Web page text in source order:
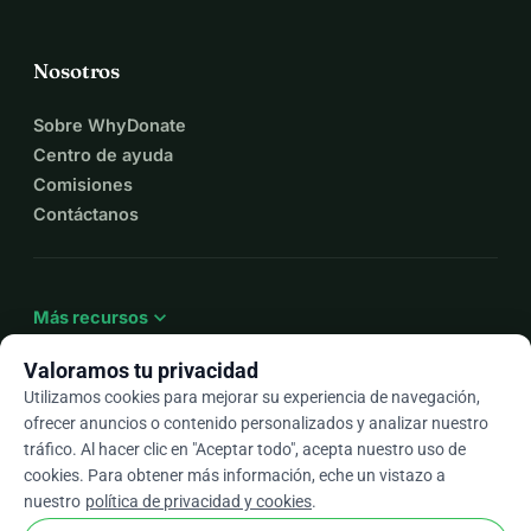
Nosotros
Sobre WhyDonate
Centro de ayuda
Comisiones
Contáctanos
Más recursos expand_more
Esarrow_drop_down
★★★★★4,9 / 5 según más de 500 reseñas
Valoramos tu privacidad
Utilizamos cookies para mejorar su experiencia de navegación,
ofrecer anuncios o contenido personalizados y analizar nuestro
tráfico. Al hacer clic en "Aceptar todo", acepta nuestro uso de
cookies. Para obtener más información, eche un vistazo a
nuestro política de privacidad y cookies.